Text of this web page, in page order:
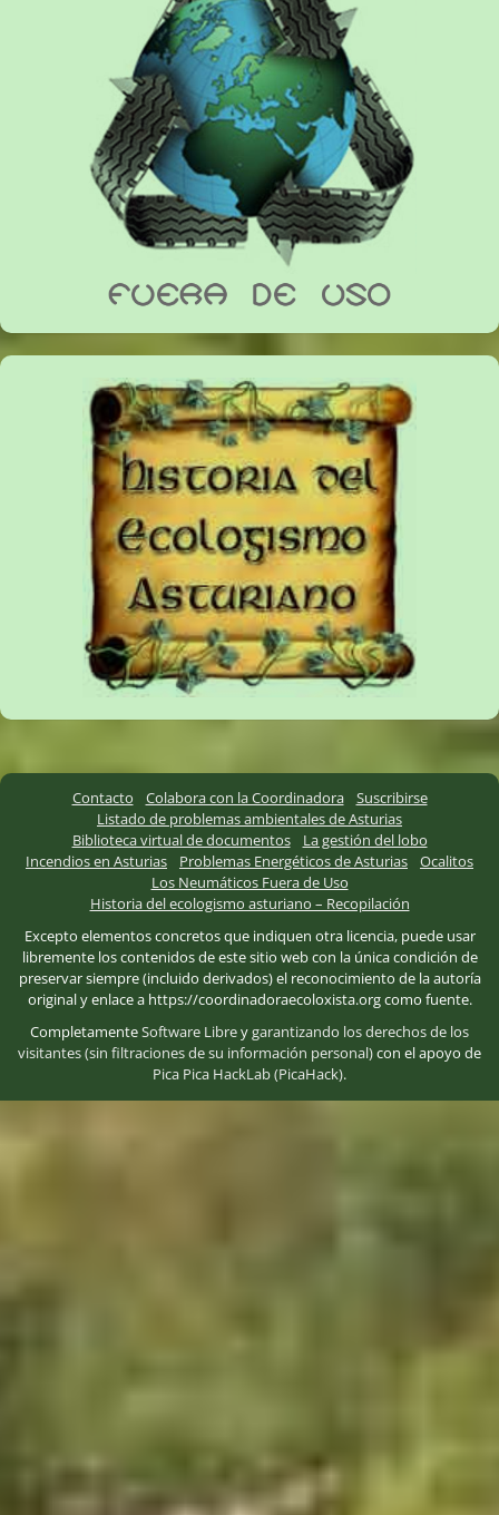
Contacto Colabora con la Coordinadora
Suscribirse
Listado de problemas ambientales de Asturias
Biblioteca virtual de documentos
La gestión del lobo
Incendios en Asturias
Problemas Energéticos de Asturias
Ocalitos
Los Neumáticos Fuera de Uso
Historia del ecologismo asturiano – Recopilación
Excepto elementos concretos que indiquen otra licencia, puede usar
libremente los contenidos de este sitio web con la única condición de
preservar siempre (incluido derivados) el reconocimiento de la autoría
original y enlace a https://coordinadoraecoloxista.org como fuente.
CompletamenteSoftware Libreygarantizando los derechos de los
visitantes (sin filtraciones de su información personal)con el apoyo de
Pica Pica HackLab (PicaHack).